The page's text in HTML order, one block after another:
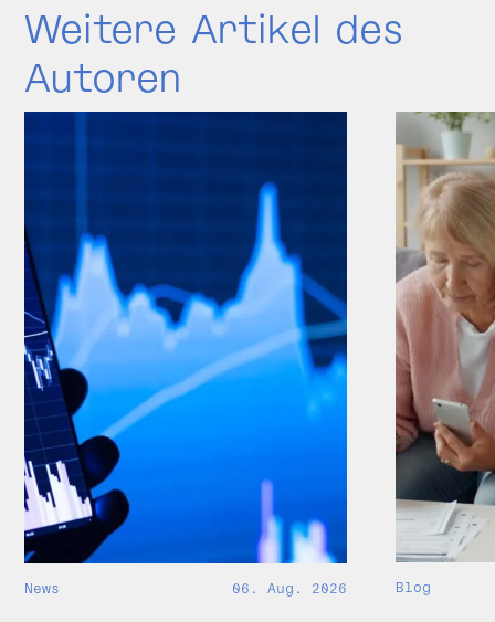
Weitere Artikel des
Autoren
News 06. Aug. 2026 Blog